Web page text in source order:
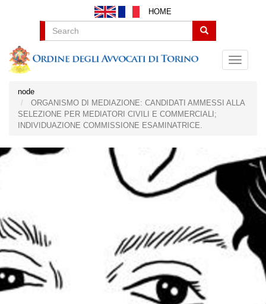
HOME
Search
node
ORGANISMO DI MEDIAZIONE: CANDIDATI AMMESSI ALLA
SELEZIONE PER MEDIATORI CIVILI E COMMERCIALI;
INDIVIDUAZIONE COMMISSIONE ESAMINATRICE.